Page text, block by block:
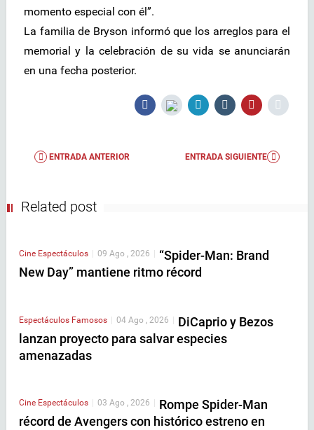
momento especial con él”.
La familia de Bryson informó que los arreglos para el
memorial y la celebración de su vida se anunciarán
en una fecha posterior.
ENTRADA ANTERIOR ENTRADA SIGUIENTE
Related post
Cine Espectáculos 09 Ago , 2026
“Spider-Man: Brand
New Day” mantiene ritmo récord
Espectáculos Famosos | 04 Ago , 2026 | DiCaprio y Bezos
lanzan proyecto para salvar especies
amenazadas
Cine Espectáculos 03 Ago , 2026
Rompe Spider-Man
récord de Avengers con histórico estreno en